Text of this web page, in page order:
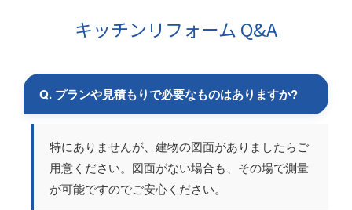
キッチンリフォーム Q&A
Q. プランや見積もりで必要なものはありますか?
特にありませんが、建物の図面がありましたらご
用意ください。図面がない場合も、その場で測量
が可能ですのでご安心ください。